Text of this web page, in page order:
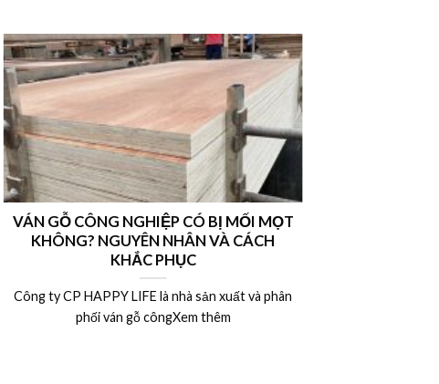
VÁN GỖ CÔNG NGHIỆP CÓ BỊ MỐI MỌT
KHÔNG? NGUYÊN NHÂN VÀ CÁCH
KHẮC PHỤC
Công ty CP HAPPY LIFE là nhà sản xuất và phân
phối ván gỗ côngXem thêm